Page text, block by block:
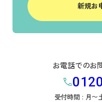
新規お
お電話でのお
受付時間 : 月〜